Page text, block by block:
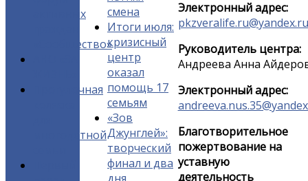
активных
«Сообщество»
Прогулочная
многодетной
смена
Итоги июля:
кризисный
центр
оказал
помощь 17
семьям
«Зов
Джунглей»:
творческий
финал и два
Электронный адрес:
pkzveralife.ru@yandex.ru
Руководитель центра:
Андреева Анна
Электронный адрес:
Благотворительное
пожертвование на
уставную
деятельность